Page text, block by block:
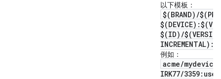
以下模板：
$(BRAND) /
$(ID) /$(VERSION
例如：
acme/mydevice
IRK77/